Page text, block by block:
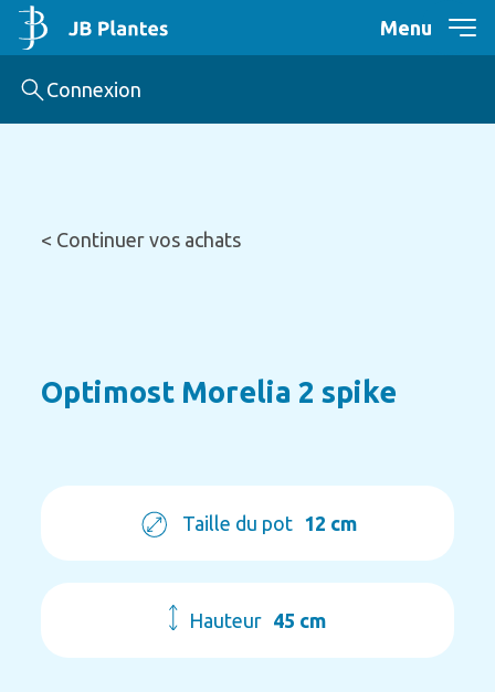
Menu
Connexion
< Continuer vos achats
Optimost Morelia 2 spike
Taille du pot 12 cm
Hauteur 45 cm